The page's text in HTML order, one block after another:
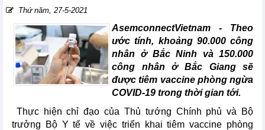
Thứ năm, 27-5-2021
AsemconnectVietnam - Theo
ước tính, khoảng 90.000 công
nhân ở Bắc Ninh và 150.000
công nhân ở Bắc Giang sẽ
được tiêm vaccine phòng ngừa
COVID-19 trong thời gian tới.
Thực hiện chỉ đạo của Thủ tướng Chính phủ và Bộ
trưởng Bộ Y tế về việc triển khai tiêm vaccine phòng